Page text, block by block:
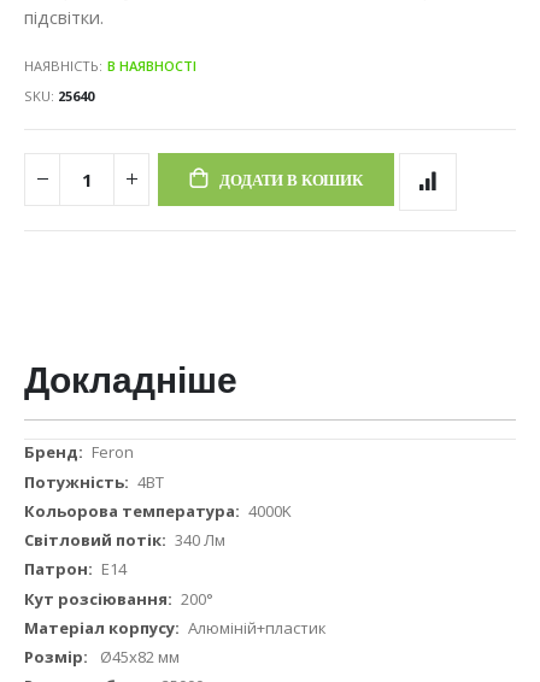
підсвітки.
НАЯВНІСТЬ: В НАЯВНОСТІ
SKU 25640
ДОДАТИ В КОШИК
Докладніше
ДокладнішеFeron
4ВТ
4000K
340 Лм
E14
200°
Алюміній+пластик
Ø45х82 мм